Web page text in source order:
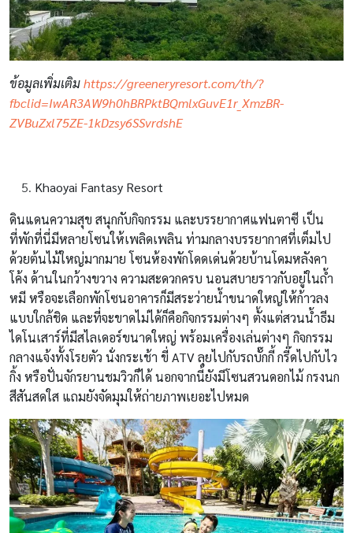
ข้อมูลเพิ่มเติมhttps://greeneryresort.com/th/?
fbclid=IwAR3AW9h0hBRPktBQmlxGuvE1r_XmzBR-
ZVBuZxl75ZE-1kDzsy6SSvrdshE
Khaoyai Fantasy Resort
ดินแดนความสุข สนุกกับกิจกรรม และบรรยากาศแฟนตาซี เป็น
ที่พักที่นี่มีหลายโซนให้เพลิดเพลิน ท่ามกลางบรรยากาศที่เต็มไป
ด้วยต้นไม้ใหญ่มากมาย โซนห้องพักโดดเด่นด้วยบ้านโดมหลังคา
โค้ง ด้านในกว้างขวาง ความสะดวกครบ นอนสบายราวกับอยู่ในถ้ำ
หมี หรือจะเลือกพักโซนอาคารก็มีสระว่ายน้ำขนาดใหญ่ให้ก้าวลง
แบบใกล้ชิด และที่จะขาดไม่ได้ก็คือกิจกรรมต่างๆ ตั้งแต่สวนน้ำธีม
ไดโนเสาร์ที่มีสไลเดอร์ขนาดใหญ่ พร้อมเครื่องเล่นต่างๆ กิจกรรม
กลางแจ้งทั้งโรยตัว นั่งกระเช้า ขี่ ATV ลุยไปกับรถบั๊กกี้ กรี๊ดไปกับไว
กิ้ง หรือปั่นจักรยานชมวิวก็ได้ นอกจากนี้ยังมีโซนสวนดอกไม้ กรงนก
สีสันสดใส แถมยังจัดมุมให้ถ่ายภาพเยอะไปหมด